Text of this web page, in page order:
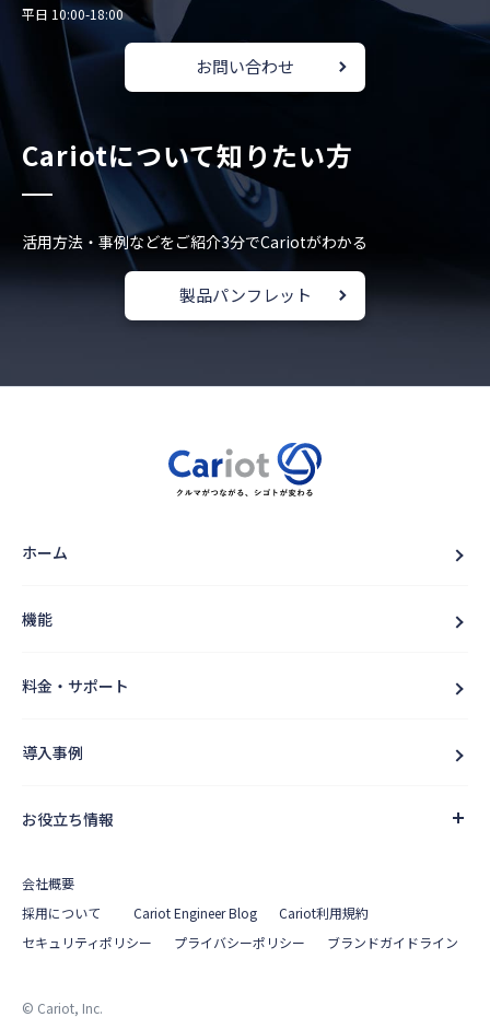
平日 10:00-18:00
お問い合わせ
Cariotについて知りたい方
活用方法・事例などをご紹介3分でCariotがわかる
製品パンフレット
ホーム
機能
料金・サポート
導入事例
お役立ち情報
会社概要
採用について
Cariot Engineer Blog
Cariot利用規約
セキュリティポリシー
プライバシーポリシー ブランドガイドライン
© Cariot, Inc.